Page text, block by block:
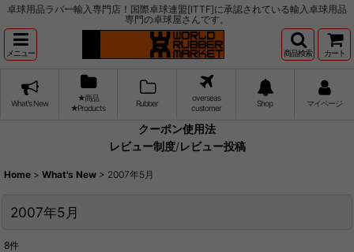
卓球用品ラバー輸入専門店！国際卓球連盟[ITTF]に承認されている輸入卓球用品
専門の卓球屋さんです。
メニュー 商品検索 カート
What's New
★商品
★Products
Rubber
overseas
customer
Shop マイページ
クーポン使用法
レビュー制度/レビュー投稿
Home > What's New > 2007年5月
2007年5月
8件